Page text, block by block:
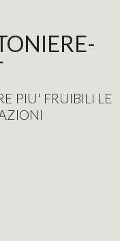
PIU' FRUIBILI LE